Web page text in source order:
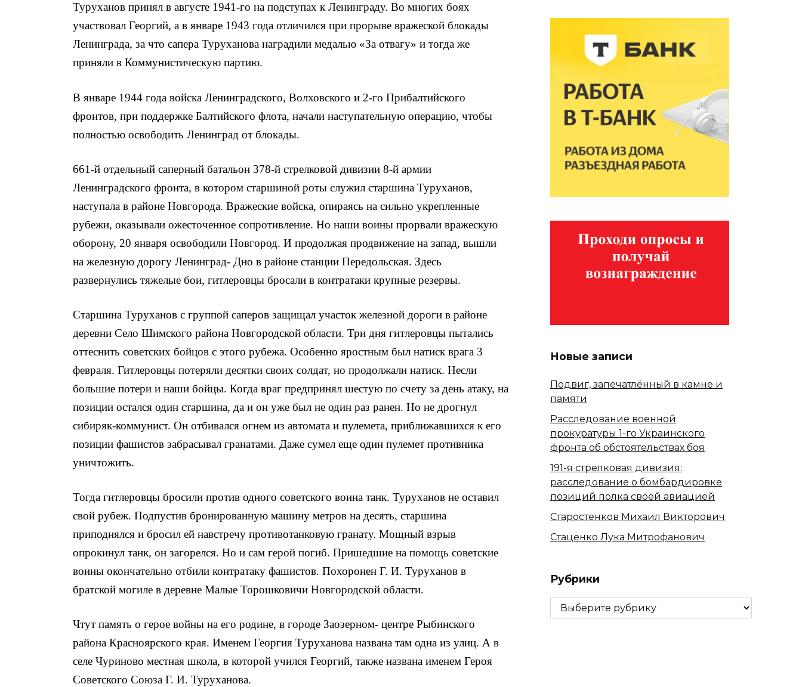
Туруханов принял в августе 1941-го на подступах к Ленинграду. Во многих боях
участвовал Георгий, а в январе 1943 года отличился при прорыве вражеской бло­кады
Ленинграда, за что сапера Туруханова наградили медалью «За отвагу» и тогда же
приняли в Коммунис­тическую партию.
В январе 1944 года войска Ленинградского, Волховс­кого и 2-го Прибалтийского
фронтов, при поддерж­ке Балтийского флота, начали наступательную опера­цию, чтобы
полностью освободить Ленинград от бло­кады.
661-й отдельный саперный батальон 378-й стрелковой дивизии 8-й армии
Ленинградского фронта, в котором старшиной роты служил старшина Туруханов,
наступала в районе Новгорода. Вражеские войска, опираясь на сильно укрепленные
рубежи, оказывали ожесточенное со­противление. Но наши воины прорвали вражескую
обо­рону, 20 января освободили Новгород. И продолжая продвижение на запад, вышли
на железную дорогу Ле­нинград- Дно в районе станции Передольская. Здесь
развернулись тяжелые бои, гитлеровцы бросали в контр­атаки крупные резервы.
Старшина Туруханов с группой саперов защищал участок железной дороги в районе
деревни Село Шимского района Новгородской области. Три дня гитлеровцы пытались
оттеснить советских бойцов с этого рубежа. Особенно яростным был натиск врага 3
февраля. Гит­леровцы потеряли десятки своих солдат, но продолжали натиск. Несли
большие потери и наши бойцы. Когда враг предпринял шестую по счету за день атаку, на
по­зиции остался один старшина, да и он уже был не один раз ранен. Но не дрогнул
сибиряк-коммунист. Он от­бивался огнем из автомата и пулемета, приближав­шихся к его
позиции фашистов забрасывал граната­ми. Даже сумел еще один пулемет противника
унич­тожить.
Тогда гитлеровцы бросили против одного советского воина танк. Туруханов не оставил
свой рубеж. Подпустив бронированную машину метров на десять, старшина
приподнялся и бросил ей навстречу противотанковую гранату. Мощный взрыв
опрокинул танк, он загорел­ся. Но и сам герой погиб. Пришедшие на помощь со­ветские
воины окончательно отбили контратаку фашистов. Похоронен Г. И. Туруханов в
братской могиле в де­ревне Малые Торошковичи Новгородской области.
Чтут память о герое войны на его родине, в городе Заозерном- центре Рыбинского
района Красноярского края. Именем Георгия Туруханова названа там одна из улиц. А в
селе Чуриново местная школа, в которой учился Георгий, также названа именем Героя
Советского Союза Г. И. Туруханова.
Новые записи
Подвиг, запечатлённый в камне и
памяти
Расследование военной
прокуратуры 1-го Украинского
фронта об обстоятельствах боя
191-я стрелковая дивизия:
расследование о бомбардировке
позиций полка своей авиацией
Старостенков Михаил Викторович
Стаценко Лука Митрофанович
Рубрики
Рубрики